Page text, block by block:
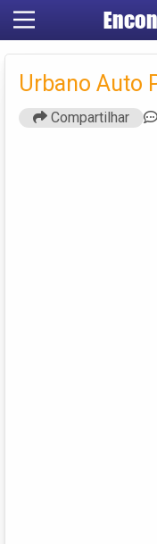
Urbano Auto
Compartilhar